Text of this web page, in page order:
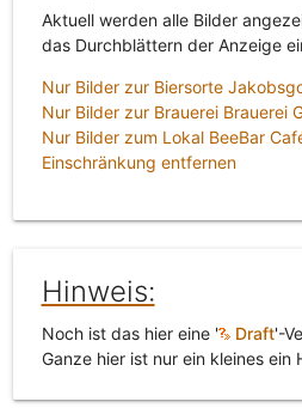
Aktuell werden alle Bilder
das Durchblättern der Anzeige
Nur Bilder zur Biersorte
Nur Bilder zur Brauerei Brauerei
Nur Bilder zum Lokal BeeBar
Einschränkung entfernen
Hinweis:
Noch ist das hier eine ' Draft'-
Ganze hier ist nur ein kleines ein